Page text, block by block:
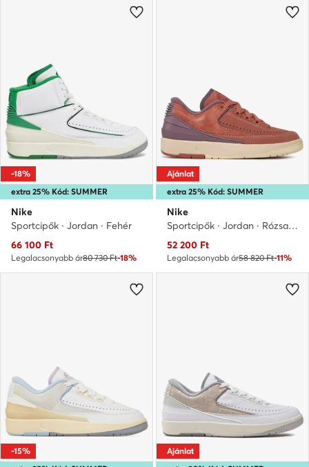
extra 25% Kód: SUMMER
-18%
Nike
Sportcipők · Jordan · Fehér
Aktuális ár
66 100 Ft
Legalacsonyabb ár80 730 Ft-18%
extra 25% Kód: SUMMER
Ajánlat
Nike
Sportcipők · Jordan · Rózsaszín
Aktuális ár
52 200 Ft
Legalacsonyabb ár58 820 Ft-11%
-15% Ajánlat